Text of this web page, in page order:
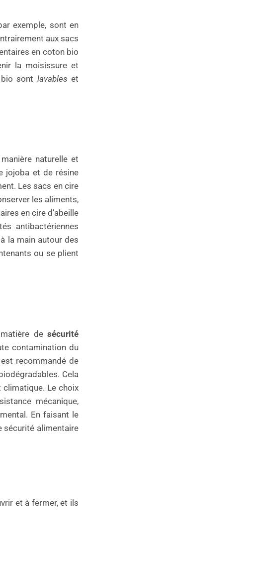
exemple, sont en
aux sacs
en coton bio
la moisissure et
sont lavables et
naturelle et
jojoba et de résine
Les sacs en cire
les aliments,
en cire d’abeille
antibactériennes
la main autour des
ou se plient
de sécurité
contamination du
recommandé de
Cela
climatique. Le choix
mécanique,
En faisant le
sécurité alimentaire
et à fermer, et ils